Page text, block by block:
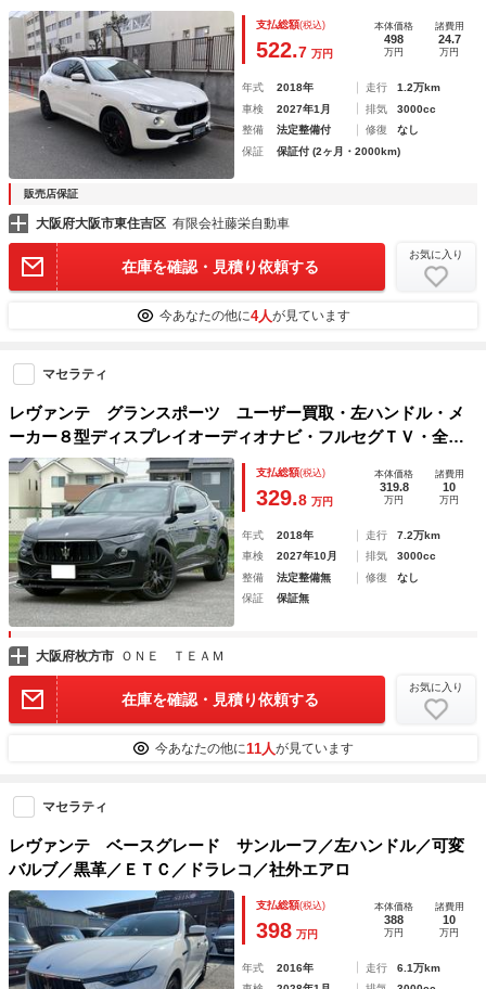
ー オートテールゲート パドルシフト ハーマンカードン
２１インチアルミ レッドキャリパー ドライブレコーダー
支払総額(税込)
522.7 万円
本体価格
498
万円
諸費用
24.7
万円
年式 2018年 走行
1.2万km
車検
2027年1月 排気
3000cc
整備
法定整備付 修復
なし
保証
保証付 (2ヶ月・2000km)
販売店保証
大阪府大阪市東住吉区 有限会社藤栄自動車
在庫を確認・見積り依頼する
お気に入り
今あなたの他に4人が見ています
マセラティ
レヴァンテ グランスポーツ ユーザー買取・左ハンドル・メ
ーカー８型ディスプレイオーディオナビ・フルセグＴＶ・全方
位カメラ・ＥＴＣ・黒革シート・サンルーフ・ルーフレール・
社外２１インチＡＷ・社外可変バルブ・社外フロントスポイラ
ー
支払総額(税込)
329.8 万円
本体価格
319.8
万円
諸費用
10
万円
年式 2018年 走行
7.2万km
車検
2027年10月 排気
3000cc
整備
法定整備無 修復
なし
保証
保証無
大阪府枚方市 ＯＮＥ ＴＥＡＭ
在庫を確認・見積り依頼する
お気に入り
今あなたの他に11人が見ています
マセラティ
レヴァンテ ベースグレード サンルーフ／左ハンドル／可変
バルブ／黒革／ＥＴＣ／ドラレコ／社外エアロ
支払総額(税込)
398 万円
本体価格
388
万円
諸費用
10
万円
年式 2016年 走行
6.1万km